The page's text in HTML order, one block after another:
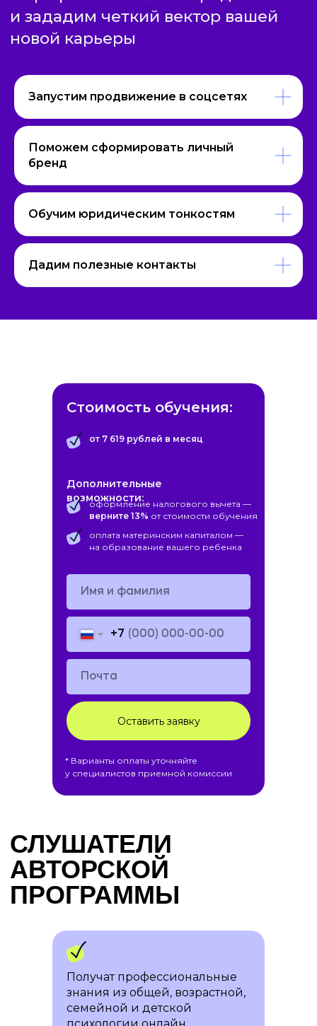
материалов
Список помещений
и коворкингов для проведения
Запустим продвижение в соцсетях
Поможем сформировать личный
бренд
Обучим юридическим тонкостям
Дадим полезные контакты
Стоимость обучения:
от 7 619 рублей в месяц
* Варианты оплаты уточняйте
у специалистов приемной комиссии
Дополнительные
возможности:
оформление налогового вычета —
верните 13% от стоимости обучения
оплата материнским капиталом —
на образование вашего ребенка
+7
Оставить заявку
Получат профессиональные
знания из общей, возрастной,
семейной и детской
ДИСЦИПЛИНЫ